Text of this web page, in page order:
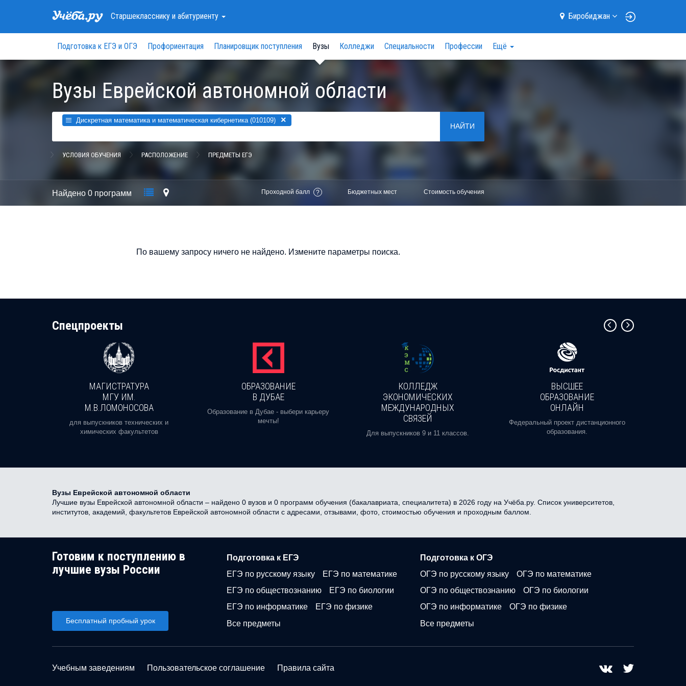
Старшеклассникуи абитуриенту Биробиджан
Подготовка к ЕГЭ и ОГЭ Профориентация Планировщик поступления Вузы Колледжи Специальности Профессии Ещё
Вузы Еврейской автономной области
Дискретная математика и математическая кибернетика (010109) ×
НАЙТИ
УСЛОВИЯ ОБУЧЕНИЯ РАСПОЛОЖЕНИЕ ПРЕДМЕТЫ ЕГЭ
Найдено 0 программ Проходной балл ? Бюджетных мест Стоимость обучения
По вашему запросу ничего не найдено. Измените параметры поиска.
Cпецпроекты
МАГИСТРАТУРА
МГУ ИМ.
М.В.ЛОМОНОСОВА
для выпускников технических и
химических факультетов
ОБРАЗОВАНИЕ
В ДУБАЕ
Образование в Дубае - выбери карьеру
мечты!
КОЛЛЕДЖ
ЭКОНОМИЧЕСКИХ
МЕЖДУНАРОДНЫХ
СВЯЗЕЙ
Для выпускников 9 и 11 классов.
ВЫСШЕЕ
ОБРАЗОВАНИЕ
ОНЛАЙН
Федеральный проект дистанционного
образования.
Вузы Еврейской автономной области
Лучшие вузы Еврейской автономной области – найдено 0 вузов и 0 программ обучения (бакалавриата, специалитета) в 2026 году на Учёба.ру. Список университетов,
институтов, академий, факультетов Еврейской автономной области с адресами, отзывами, фото, стоимостью обучения и проходным баллом.
Готовим к поступлению в
лучшие вузы России
Бесплатный пробный урок
Подготовка к ЕГЭ
ЕГЭ по русскому языку
ЕГЭ по математике
ЕГЭ по обществознанию
ЕГЭ по биологии
ЕГЭ по информатике
ЕГЭ по физике
Все предметы
Подготовка к ОГЭ
ОГЭ по русскому языку
ОГЭ по математике
ОГЭ по обществознанию
ОГЭ по биологии
ОГЭ по информатике
ОГЭ по физике
Все предметы
Учебным заведениям Пользовательское соглашение Правила сайта